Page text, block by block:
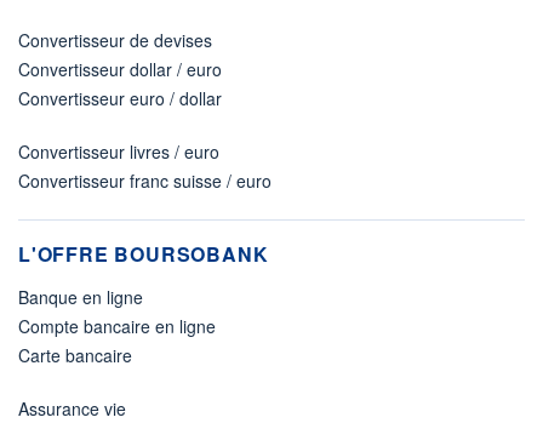
Convertisseur de devises
Convertisseur dollar / euro
Convertisseur euro / dollar
Convertisseur livres / euro
Convertisseur franc suisse / euro
L'OFFRE BOURSOBANK
Banque en ligne
Compte bancaire en ligne
Carte bancaire
Assurance vie